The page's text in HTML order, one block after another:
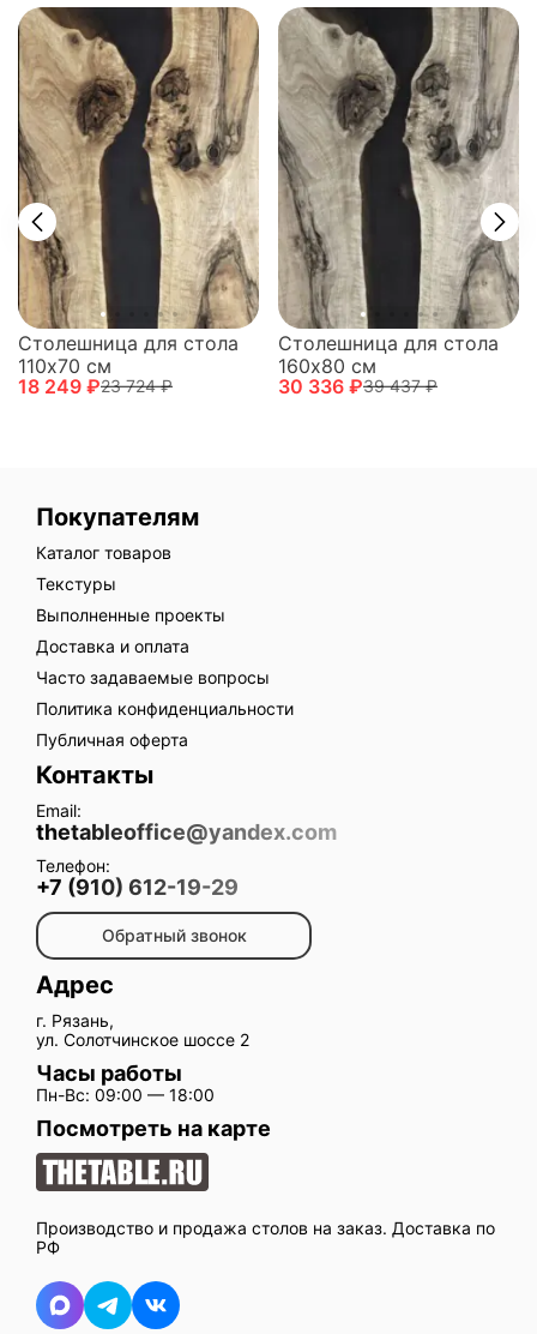
Столешница для стола
110х70 см
18 249 ₽23 724 ₽
Столешница для стола
160х80 см
30 336 ₽39 437 ₽
Производство и продажа столов на заказ. Доставка по
РФ
Покупателям
Каталог товаров
Текстуры
Выполненные проекты
Доставка и оплата
Часто задаваемые вопросы
Политика конфиденциальности
Публичная оферта
Контакты
Email:
thetableoffice@yandex.com
Телефон:
+7 (910) 612-19-29
Обратный звонок
Адрес
г. Рязань,
ул. Солотчинское шоссе 2
Часы работы
Пн-Вс: 09:00 — 18:00
Посмотреть на карте